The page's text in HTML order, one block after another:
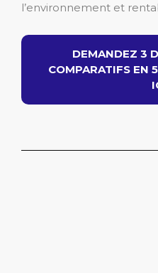
l’environnement et
DEMANDEZ 3
COMPARATIFS EN